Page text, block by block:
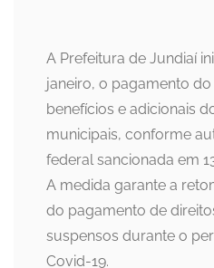
A Prefeitura de Jundiaí
janeiro, o pagamento
benefícios e adicionais
municipais, conforme
federal sancionada em
A medida garante a
do pagamento de
suspensos durante o
Covid-19.